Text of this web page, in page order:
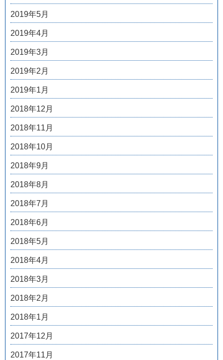
2019年5月
2019年4月
2019年3月
2019年2月
2019年1月
2018年12月
2018年11月
2018年10月
2018年9月
2018年8月
2018年7月
2018年6月
2018年5月
2018年4月
2018年3月
2018年2月
2018年1月
2017年12月
2017年11月